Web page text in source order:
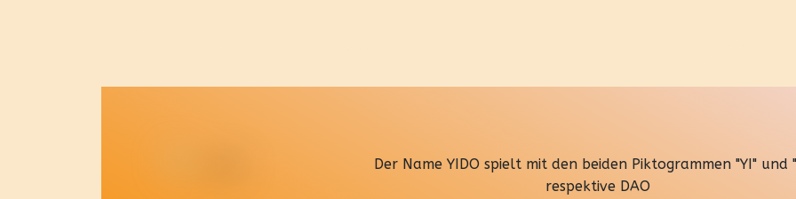
Der Name YIDO spielt mit den beiden Piktogrammen "YI" und
respektive DAO